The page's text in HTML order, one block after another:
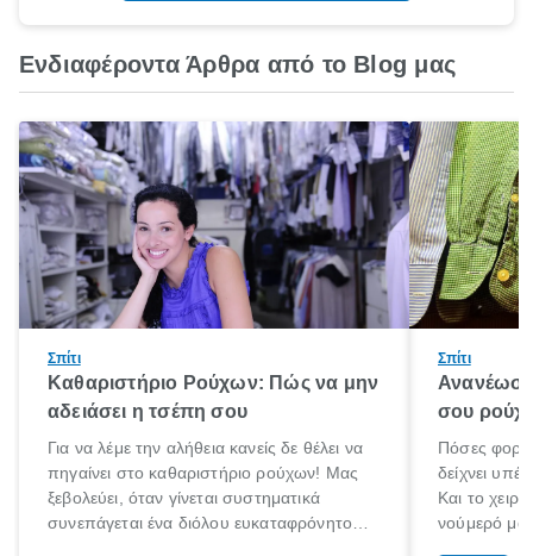
Ενδιαφέροντα Άρθρα από το Blog μας
Σπίτι
Καθαριστήριο Ρούχων: Πώς να μην
αδειάσει η τσέπη σου
Για να λέμε την αλήθεια κανείς δε θέλει να
πηγαίνει στο καθαριστήριο ρούχων! Μας
ξεβολεύει, όταν γίνεται συστηματικά
συνεπάγεται ένα διόλου ευκαταφρόνητο
Σπίτι
σου
Πόσες
δείχνει
Και το
νούμερό